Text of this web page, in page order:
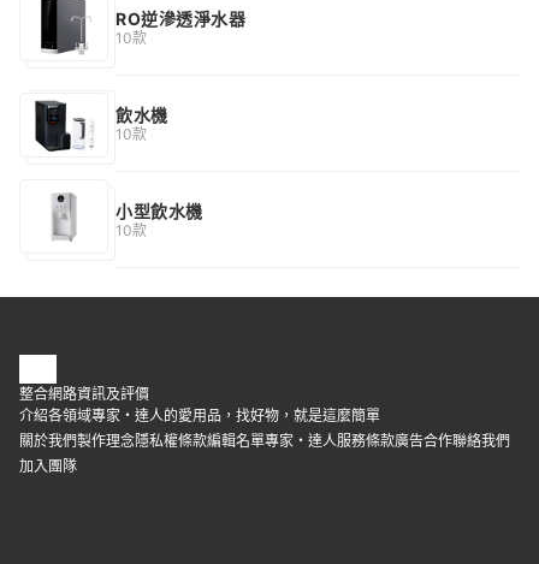
RO逆滲透淨水器
10款
飲水機
10款
小型飲水機
10款
整合網路資訊及評價
介紹各領域專家・達人的愛用品，找好物，就是這麼簡單
關於我們製作理念隱私權條款編輯名單專家・達人服務條款廣告合作聯絡我們
加入團隊